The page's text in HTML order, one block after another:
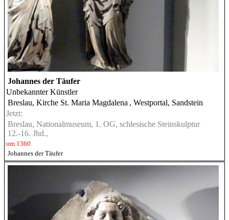
Johannes der Täufer
Unbekannter Künstler
Breslau, Kirche St. Maria Magdalena , Westportal, Sandstein
Jetzt:
Breslau, Nationalmuseum, 1. OG, schlesische Steinskulptur
12.-16. Jhd.,
um 1360
Johannes der Täufer